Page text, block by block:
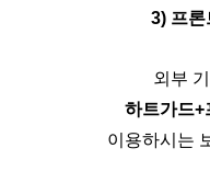
3) 프론
외부
하트가드+
이용하시는